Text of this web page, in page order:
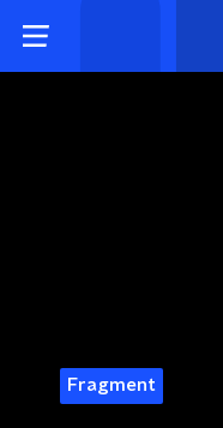
Fragment